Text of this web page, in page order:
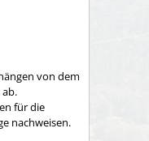
von dem
für die
nachweisen.